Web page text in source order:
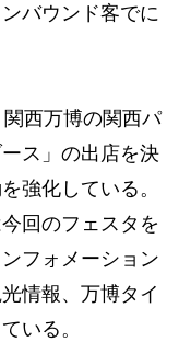
バウンド客でに
西万博の関西パ
ス」の出店を決
強化している。
回のフェスタを
フォメーション
情報、万博タイ
いる。